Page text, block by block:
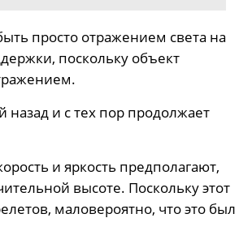
просто отражением света на
поскольку объект
и с тех пор продолжает
и яркость предполагают,
высоте. Поскольку этот
маловероятно, что это был